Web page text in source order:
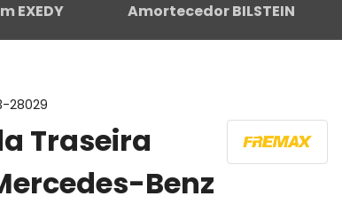
EXEDY Amortecedor BILSTEIN
28029
Traseira
Benz